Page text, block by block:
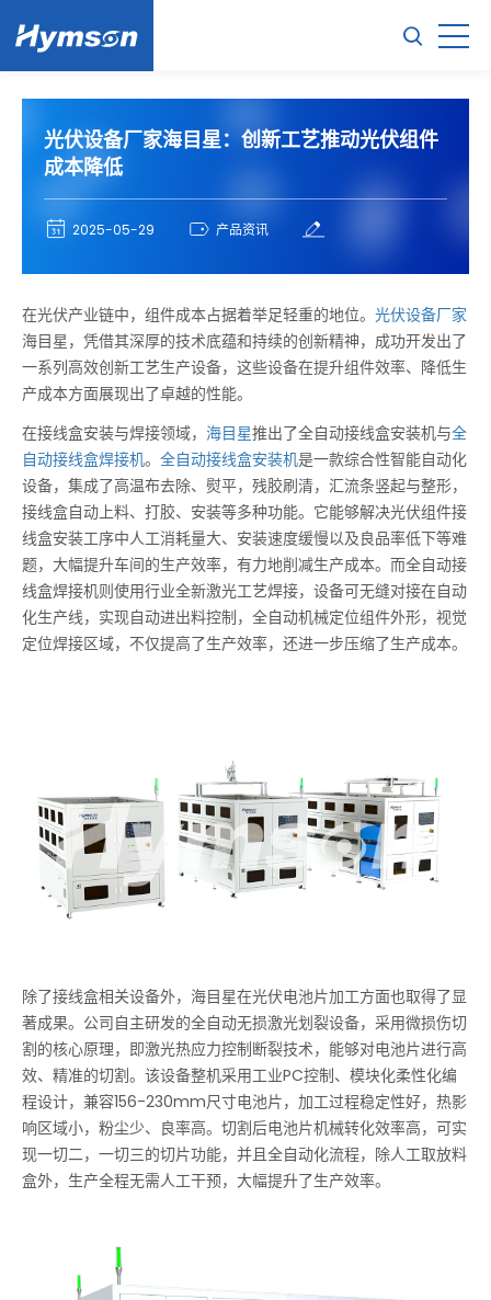
光伏设备厂家海目星：创新工艺推动光伏组件
成本降低
2025-05-29 产品资讯
在光伏产业链中，组件成本占据着举足轻重的地位。 光伏设备厂家
海目星，凭借其深厚的技术底蕴和持续的创新精神，成功开发出了
一系列高效创新工艺生产设备，这些设备在提升组件效率、降低生
产成本方面展现出了卓越的性能。
在接线盒安装与焊接领域， 海目星推出了全自动接线盒安装机与全
自动接线盒焊接机。 全自动接线盒安装机是一款综合性智能自动化
设备，集成了高温布去除、熨平，残胶刷清，汇流条竖起与整形，
接线盒自动上料、打胶、安装等多种功能。它能够解决光伏组件接
线盒安装工序中人工消耗量大、安装速度缓慢以及良品率低下等难
题，大幅提升车间的生产效率，有力地削减生产成本。而全自动接
线盒焊接机则使用行业全新激光工艺焊接，设备可无缝对接在自动
化生产线，实现自动进出料控制，全自动机械定位组件外形，视觉
定位焊接区域，不仅提高了生产效率，还进一步压缩了生产成本。
除了接线盒相关设备外，海目星在光伏电池片加工方面也取得了显
著成果。公司自主研发的全自动无损激光划裂设备，采用微损伤切
割的核心原理，即激光热应力控制断裂技术，能够对电池片进行高
效、精准的切割。该设备整机采用工业PC控制、模块化柔性化编
程设计，兼容156-230mm尺寸电池片，加工过程稳定性好，热影
响区域小，粉尘少、良率高。切割后电池片机械转化效率高，可实
现一切二，一切三的切片功能，并且全自动化流程，除人工取放料
盒外，生产全程无需人工干预，大幅提升了生产效率。